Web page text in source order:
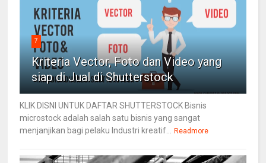
7
Kriteria Vector, Foto dan Video yang
siap di Jual di Shutterstock
KLIK DISNI UNTUK DAFTAR SHUTTERSTOCK Bisnis
microstock adalah salah satu bisnis yang sangat
menjanjikan bagi pelaku Industri kreatif... Readmore